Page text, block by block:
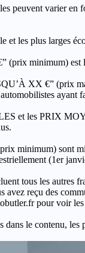
peuvent varier en
et les plus larges
minimum) est
XX €” (prix
ayant
et les PRIX
minimum) sont
(1er
tous les autres
avez reçu des
pour voir
dans le contenu,